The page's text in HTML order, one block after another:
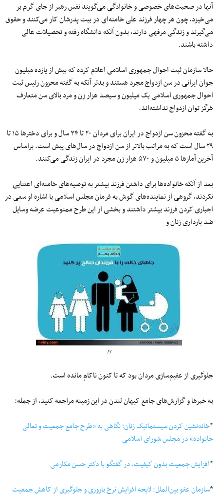
آنها در صحبت‌های خصوصی و خانوادگی می‌گویند نفس رهبر از جای گرم بر
می‌خیزد، چون هر چهار فرزند علی خامنه‌ای در بیت پدرشان کار می‌کنند و حقوق
می‌گیرند و زندگی مرفهی دارند، بدون آنکه دانشگاه رفته و تحصیلات عالی
داشته باشند.
حالا سازمان ثبت احوال جمهوری اسلامی اعلام کرده که بیش از یازده میلیون
جوان ایرانی در سن ازدواج مجرد هستند و بدتر آنکه به گفته محزون رئیس ثبت
احوال جمهوری اسلامی یک میلیون و سیصد هزار زن و مرد بالای سن متعارف
هرگز توان ازدواج نداشته‌اند.
به گفته محزون سن ازدواج در ایران برای مردان ۲۰ تا ۳۴ سال و برای دخترها ۱۵ تا
۲۹ سال است که به مراتب بالاتر از سن ازدواج در سال‌های پیش است. براساس
آخرین آمارها ۵ میلیون و ۵۷۰ هزار زن مجرد در ایران زندگی می‌کنند.
بعد از آنکه خانواده‌ها برای داشتن فرزند بیشتر به توصیه‌های خامنه‌ای اعتنایی
نکردند، گروهی از نماینده‌های گوش به فرمان مجلس اسلامی با اشاره او سعی در
اجباری کردن فرزند بیشتر داشتند و بخشی از این طرح ممنوعیت عرضه وسایل
ضد بارداری زنان و
؟!
جلوگیری از عقیم‌سازی مردان بود که تا کنون ناکام مانده است.
به خبرها و گزارش‌های جامع کیهان لندن در این زمینه مراجعه کنید، از جمله:
*خانه‌نشین کردن سیستماتیک زنان؛ نگاهی به «طرح جامع جمعیت و تعالی
خانواده» در مجلس شورای اسلامی
*افزایش جمعیت بدون کیفیت، در گفتگو با دکتر حسن مکارمی
*سازمان عفو بین‌الملل: لایحه افزایش نرخ باروری و جلوگیری از کاهش جمعیت